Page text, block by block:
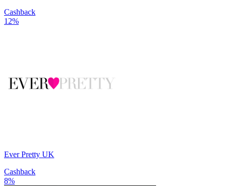
Cashback
12%
Ever Pretty UK
Cashback
8%